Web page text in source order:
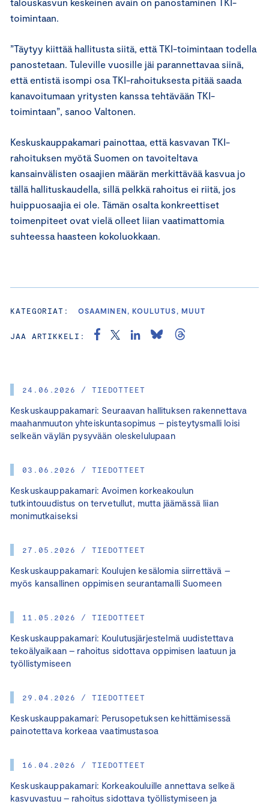
24.06.2026 / TIEDOTTEET
Keskuskauppakamari: Seuraavan hallituksen rakennettava
maahanmuuton yhteiskuntasopimus – pisteytysmalli loisi
selkeän väylän pysyvään oleskelulupaan
03.06.2026 / TIEDOTTEET
Keskuskauppakamari: Avoimen korkeakoulun
tutkintouudistus on tervetullut, mutta jäämässä liian
monimutkaiseksi
27.05.2026 / TIEDOTTEET
Keskuskauppakamari: Koulujen kesälomia siirrettävä –
myös kansallinen oppimisen seurantamalli Suomeen
11.05.2026 / TIEDOTTEET
Keskuskauppakamari: Koulutusjärjestelmä uudistettava
tekoälyaikaan – rahoitus sidottava oppimisen laatuun ja
työllistymiseen
29.04.2026 / TIEDOTTEET
Keskuskauppakamari: Perusopetuksen kehittämisessä
painotettava korkeaa vaatimustasoa
16.04.2026 / TIEDOTTEET
Keskuskauppakamari: Korkeakouluille annettava selkeä
kasvuvastuu – rahoitus sidottava työllistymiseen ja
toimintaan.
”Täytyy kiittää hallitusta siitä, että TKI-toimintaan todella
panostetaan. Tuleville vuosille jäi parannettavaa siinä,
että entistä isompi osa TKI-rahoituksesta pitää saada
kanavoitumaan yritysten kanssa tehtävään TKI-
toimintaan”, sanoo Valtonen.
Keskuskauppakamari painottaa, että kasvavan TKI-
rahoituksen myötä Suomen on tavoiteltava
kansainvälisten osaajien määrän merkittävää kasvua jo
tällä hallituskaudella, sillä pelkkä rahoitus ei riitä, jos
huippuosaajia ei ole. Tämän osalta konkreettiset
toimenpiteet ovat vielä olleet liian vaatimattomia
suhteessa haasteen kokoluokkaan.
KATEGORIAT: OSAAMINEN, KOULUTUS, MUUT
JAA ARTIKKELI: